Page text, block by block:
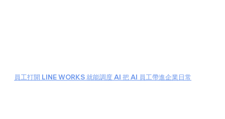
員工打開 LINE WORKS 就能調度 AI 把 AI 員工帶進企業日常